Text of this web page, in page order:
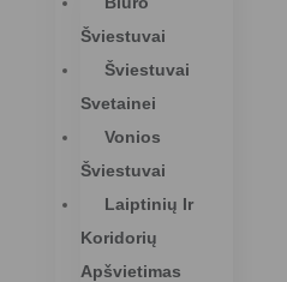
Šviestuvai
Šviestuvai
Svetainei
Vonios
Šviestuvai
Laiptinių Ir
Koridorių
Apšvietimas